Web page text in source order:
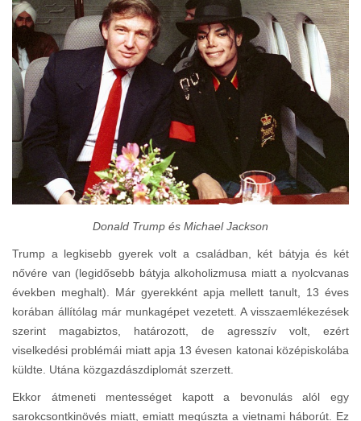
Donald Trump és Michael Jackson
Trump a legkisebb gyerek volt a családban, két bátyja és két
nővére van (legidősebb bátyja alkoholizmusa miatt a nyolcvanas
években meghalt). Már gyerekként apja mellett tanult, 13 éves
korában állítólag már munkagépet vezetett. A visszaemlékezések
szerint magabiztos, határozott, de agresszív volt, ezért
viselkedési problémái miatt apja 13 évesen katonai középiskolába
küldte. Utána közgazdászdiplomát szerzett.
Ekkor átmeneti mentességet kapott a bevonulás alól egy
sarokcsontkinövés miatt, emiatt megúszta a vietnami háborút. Ez